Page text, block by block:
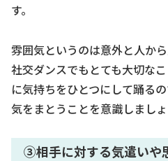
す。
雰囲気というのは意外と人か
社交ダンスでもとても大切な
に気持ちをひとつにして踊る
気をまとうことを意識しましょ
③相手に対する気遣いや